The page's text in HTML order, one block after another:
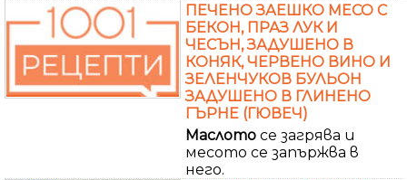
ПЕЧЕНО ЗАЕШКО МЕСО С
БЕКОН, ПРАЗ ЛУК И
ЧЕСЪН, ЗАДУШЕНО В
КОНЯК, ЧЕРВЕНО ВИНО И
ЗЕЛЕНЧУКОВ БУЛЬОН
ЗАДУШЕНО В ГЛИНЕНО
ГЪРНЕ (ГЮВЕЧ)
Маслото се загрява и
месото се запържва в
него.